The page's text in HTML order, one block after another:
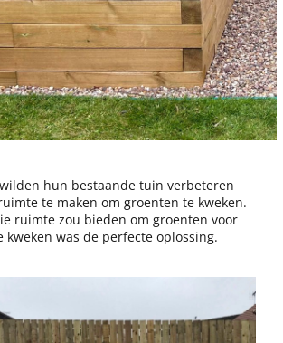
hun bestaande tuin verbeteren
te maken om groenten te kweken.
ruimte zou bieden om groenten voor
kweken was de perfecte oplossing.